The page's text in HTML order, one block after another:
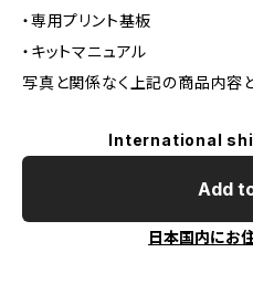
・専用プリント基板
・キットマニュアル
写真と関係なく上記の商品内容と
International
Add
日本国内にお